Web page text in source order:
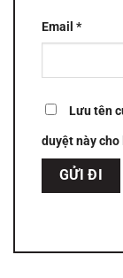
Email *
Lưu tên
duyệt này